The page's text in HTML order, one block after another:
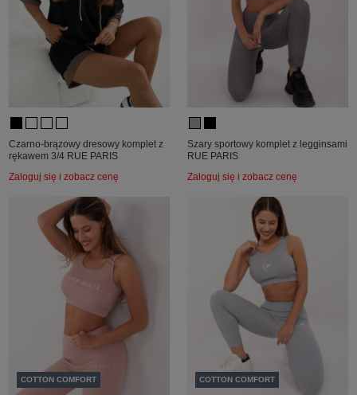
Czarno-brązowy dresowy komplet z
rękawem 3/4 RUE PARIS
Zaloguj się i zobacz cenę
Szary sportowy komplet z legginsami
RUE PARIS
Zaloguj się i zobacz cenę
COTTON COMFORT COTTON COMFORT